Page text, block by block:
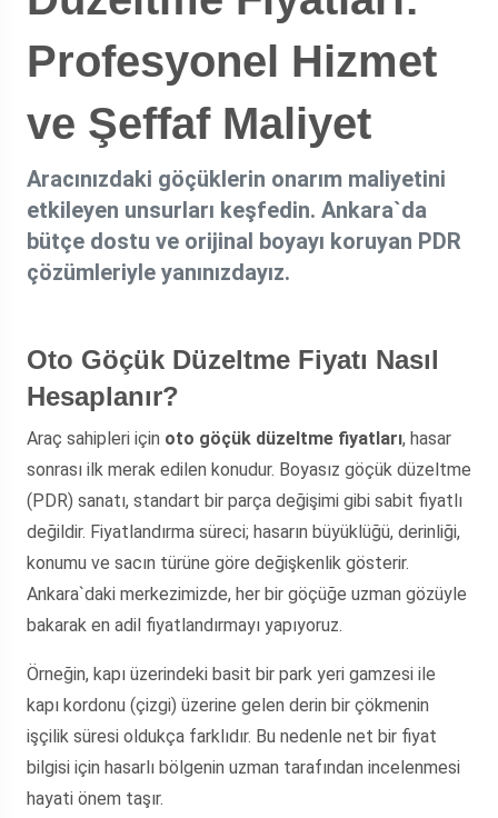
Profesyonel Hizmet
ve Şeffaf Maliyet
Aracınızdaki göçüklerin onarım maliyetini
etkileyen unsurları keşfedin. Ankara`da
bütçe dostu ve orijinal boyayı koruyan PDR
çözümleriyle yanınızdayız.
Oto Göçük Düzeltme Fiyatı Nasıl
Hesaplanır?
Araç sahipleri için oto göçük düzeltme fiyatları, hasar
sonrası ilk merak edilen konudur. Boyasız göçük düzeltme
(PDR) sanatı, standart bir parça değişimi gibi sabit fiyatlı
değildir. Fiyatlandırma süreci; hasarın büyüklüğü, derinliği,
konumu ve sacın türüne göre değişkenlik gösterir.
Ankara`daki merkezimizde, her bir göçüğe uzman gözüyle
bakarak en adil fiyatlandırmayı yapıyoruz.
Örneğin, kapı üzerindeki basit bir park yeri gamzesi ile
kapı kordonu (çizgi) üzerine gelen derin bir çökmenin
işçilik süresi oldukça farklıdır. Bu nedenle net bir fiyat
bilgisi için hasarlı bölgenin uzman tarafından incelenmesi
hayati önem taşır.